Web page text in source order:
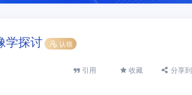
学探讨 认领
引用 收藏 分享到